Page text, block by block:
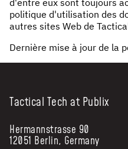
politique d'utilisation des
autres sites Web de
Dernière mise à jour de la
Tactical Tech at Publix
Hermannstrasse 90
12051 Berlin, Germany